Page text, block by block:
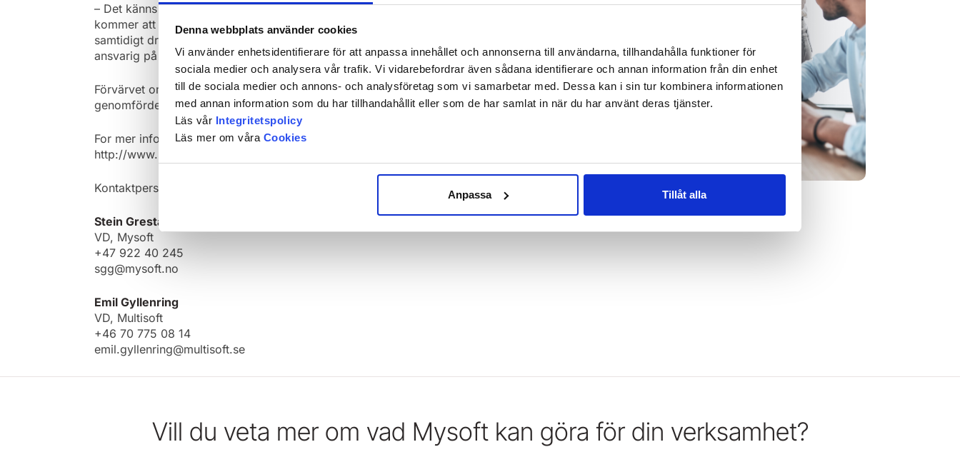
Denna webbplats använder cookies
Vi använder enhetsidentifierare för att anpassa innehållet och annonserna till användarna, tillhandahålla funktioner för
sociala medier och analysera vår trafik. Vi vidarebefordrar även sådana identifierare och annan information från din enhet
till de sociala medier och annons- och analysföretag som vi samarbetar med. Dessa kan i sin tur kombinera informationen
med annan information som du har tillhandahållit eller som de har samlat in när du har använt deras tjänster.
Läs vår Integritetspolicy
Läs mer om våra Cookies
Anpassa Tillåt alla
– Det känns helt rätt för Mysoft att bli en del av en större organisation som Multisoft. Vi
kommer att fortsätta fokusera på Microsofts standardlösningar för våra kunder, men
samtidigt dra nytta av alla de fördelar som Softadmin® ger, säger Stein Grestad,
ansvarig på Mysoft.
Förvärvet omfattar hela Mysofts verksamhet och samtliga medarbetare. Transaktionen
genomfördes den 12 maj 2025.
For mer information, besök
http://www.multisoft.se | http://www.mysoft.no | http://www.amplio.se
Kontaktpersoner:
Stein Grestad
VD, Mysoft
+47 922 40 245
sgg@mysoft.no
Emil Gyllenring
VD, Multisoft
+46 70 775 08 14
emil.gyllenring@multisoft.se
Vill du veta mer om vad Mysoft kan göra för din verksamhet?